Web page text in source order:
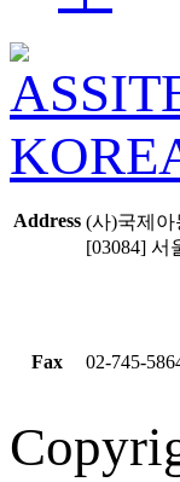
Address (사)국제
[03084] 서
Fax 02-745-